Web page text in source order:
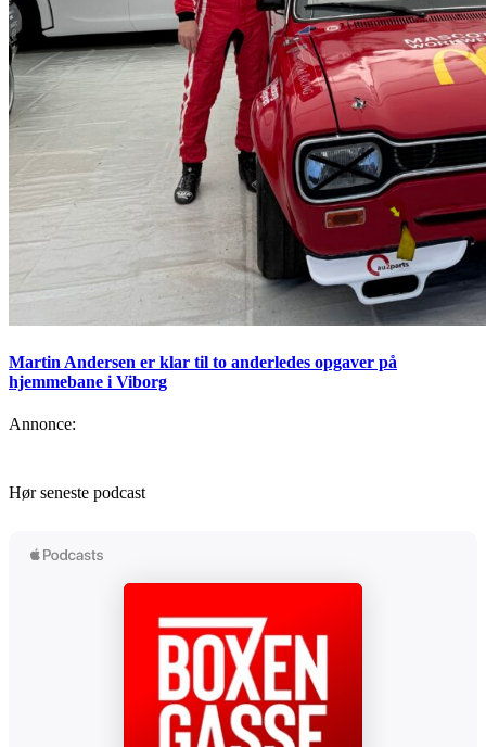
Martin Andersen er klar til to anderledes opgaver på
hjemmebane i Viborg
Annonce:
Hør seneste podcast